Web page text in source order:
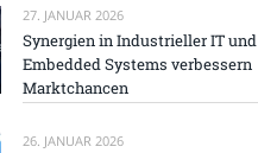
27. JANUAR 2026
Synergien in Industrieller IT und
Embedded Systems verbessern
Marktchancen
26. JANUAR 2026